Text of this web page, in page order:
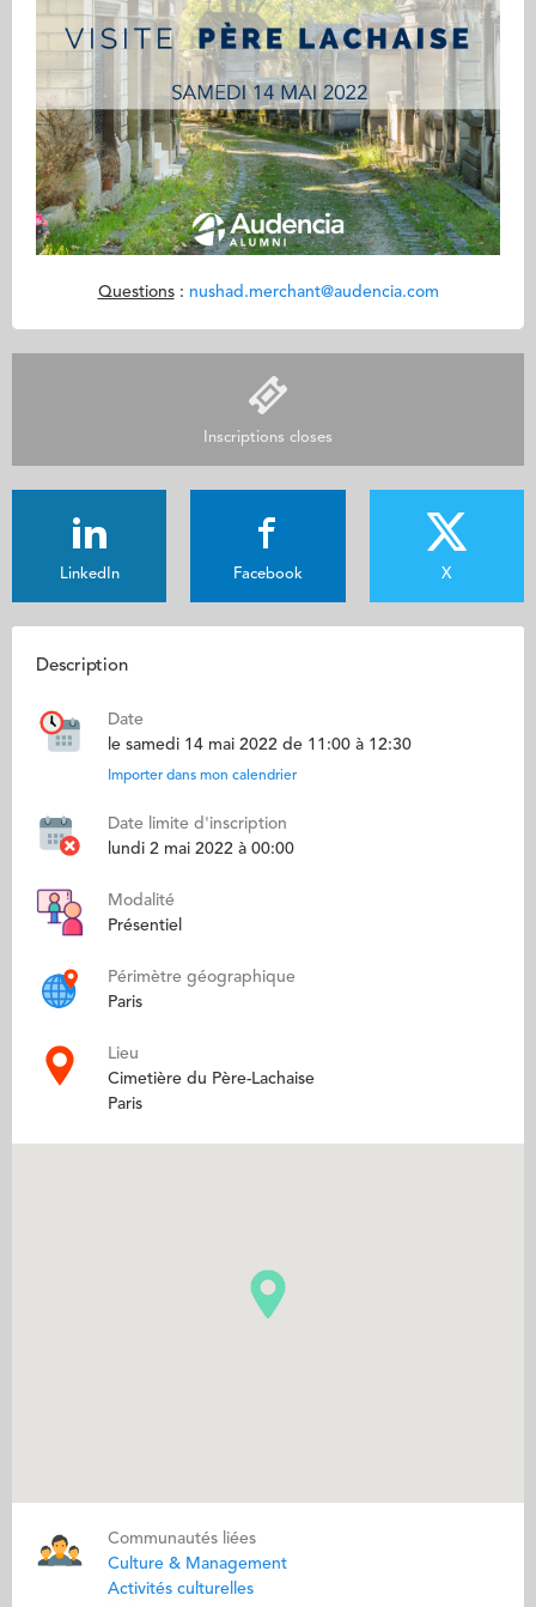
Questions: nushad.merchant@audencia.com
Inscriptions closes
LinkedIn Facebook X
Description
Date
le samedi 14 mai 2022 de 11:00 à 12:30
Importer dans mon calendrier
Date limite d'inscription
lundi 2 mai 2022 à 00:00
Modalité
Présentiel
Périmètre géographique
Paris
Lieu
Cimetière du Père-Lachaise
Paris
Communautés liées
Culture & Management
Activités culturelles